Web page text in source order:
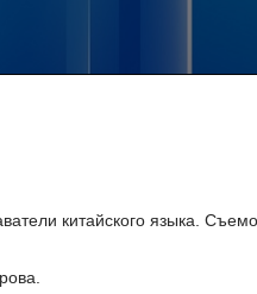
китайского языка.